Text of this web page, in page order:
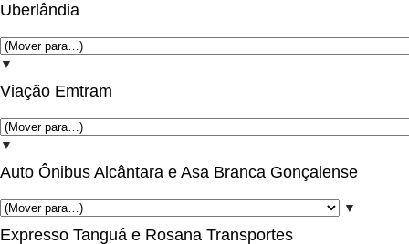
Uberlândia
▼
Viação Emtram
▼
Auto Ônibus Alcântara e Asa Branca Gonçalense
▼
Expresso Tanguá e Rosana Transportes